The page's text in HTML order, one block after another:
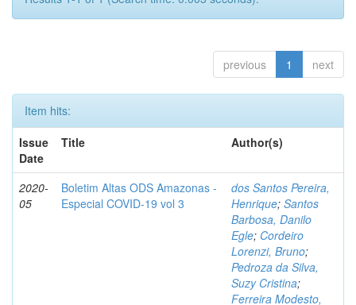
previous 1 next
Item hits:
Issue
Date
Title Author(s)
2020-
05
Boletim Altas ODS Amazonas -
Especial COVID-19 vol 3
dos Santos Pereira,
Henrique; Santos
Barbosa, Danilo
Egle; Cordeiro
Lorenzi, Bruno;
Pedroza da Silva,
Suzy Cristina;
Ferreira Modesto,